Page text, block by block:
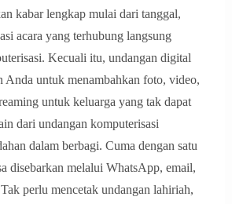
kabar lengkap mulai dari tanggal,
acara yang terhubung langsung
Kecuali itu, undangan digital
Anda untuk menambahkan foto, video,
untuk keluarga yang tak dapat
dari undangan komputerisasi
dalam berbagi. Cuma dengan satu
disebarkan melalui WhatsApp, email,
perlu mencetak undangan lahiriah,